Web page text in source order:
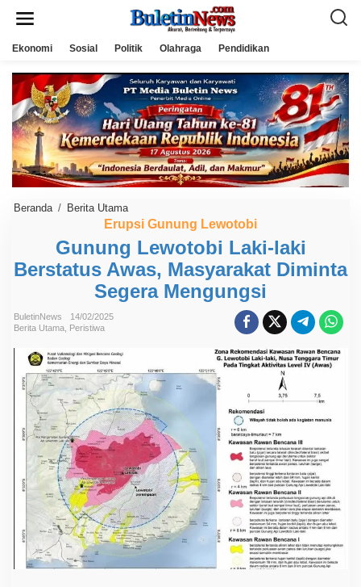
Ekonomi Sosial Politik Olahraga Pendidikan
Beranda / Berita Utama
u
n
u
n
g
L
e
L
a
k
i
-
l
i
B
e
r
s
t
a
t
u
Erupsi Gunung Lewotobi
Gunung Lewotobi Laki-laki
Berstatus Awas, Masyarakat Diminta
Segera Mengungsi
BuletinNews
14/02/2025
Berita Utama Peristiwa